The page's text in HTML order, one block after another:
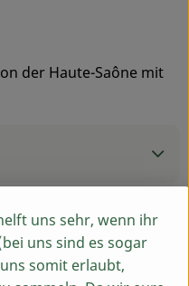
der Haute-Saône mit
uns sehr, wenn ihr
uns sind es sogar
somit erlaubt,